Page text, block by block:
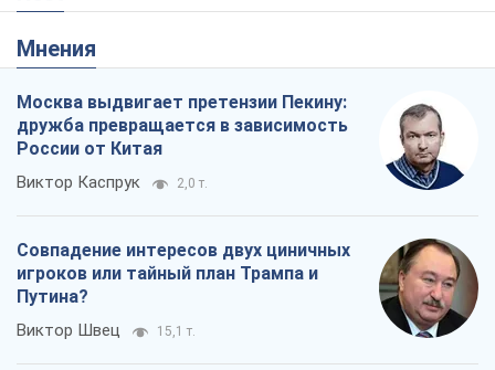
Мнения
Москва выдвигает претензии Пекину:
дружба превращается в зависимость
России от Китая
Виктор Каспрук 2,0 т.
Совпадение интересов двух циничных
игроков или тайный план Трампа и
Путина?
Виктор Швец 15,1 т.